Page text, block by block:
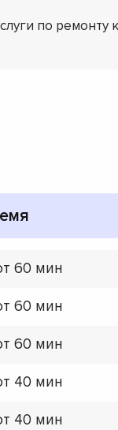
по ремонту
60 мин
60 мин
60 мин
40 мин
40 мин